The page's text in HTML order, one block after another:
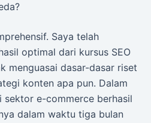
Saya telah
optimal dari kursus SEO
menguasai dasar-dasar riset
konten apa pun. Dalam
sektor e-commerce berhasil
dalam waktu tiga bulan